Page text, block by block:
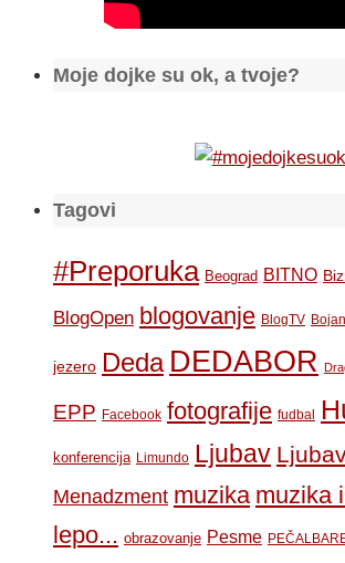
Moje dojke su ok, a tvoje?
Tagovi
#Preporuka Beograd BITNO
BlogOpen blogovanje BlogTV
jezero Deda DEDABOR
EPP Facebook fotografije fudbal
konferencija Limundo Ljubav
Menadzment muzika muzika
lepo... obrazovanje Pesme